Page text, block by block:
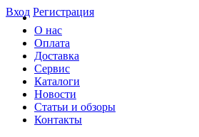
О нас
Оплата
Доставка
Сервис
Каталоги
Новости
Статьи и обзоры
Контакты
Вход Регистрация